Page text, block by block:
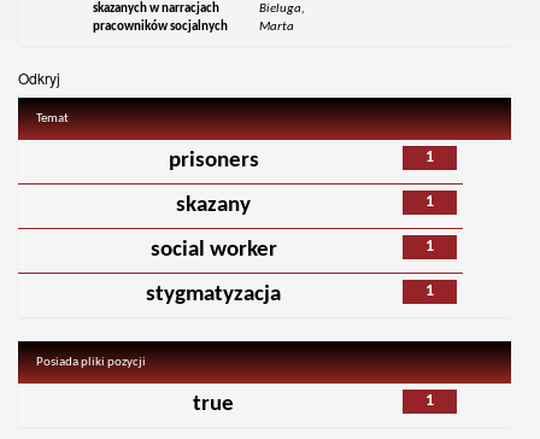
skazanych w narracjach
pracowników socjalnych
Bieluga,
Marta
Odkryj
Temat
1
prisoners
1
skazany
1
social worker
1
stygmatyzacja
Posiada pliki pozycji
1
true